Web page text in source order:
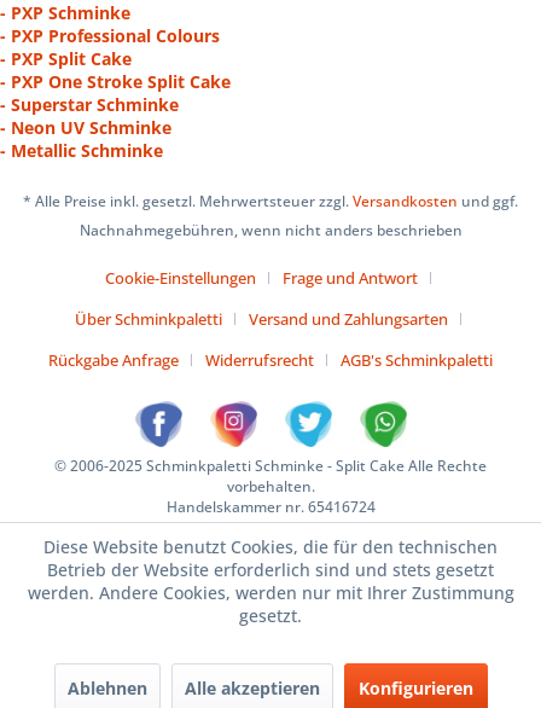
- PXP Schminke
- PXP Professional Colours
- PXP Split Cake
- PXP One Stroke Split Cake
- Superstar Schminke
- Neon UV Schminke
- Metallic Schminke
* Alle Preise inkl. gesetzl. Mehrwertsteuer zzgl.Versandkosten und ggf.
Nachnahmegebühren, wenn nicht anders beschrieben
Cookie-Einstellungen
Frage und Antwort
Über Schminkpaletti
Versand und Zahlungsarten
Rückgabe Anfrage
Widerrufsrecht AGB's Schminkpaletti
© 2006-2025 Schminkpaletti Schminke - Split Cake Alle Rechte
vorbehalten.
Handelskammer nr. 65416724
Diese Website benutzt Cookies, die für den technischen
Betrieb der Website erforderlich sind und stets gesetzt
werden. Andere Cookies, werden nur mit Ihrer Zustimmung
gesetzt.
Ablehnen Alle akzeptieren Konfigurieren